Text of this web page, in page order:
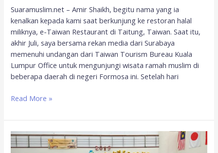
Suaramuslim.net – Amir Shaikh, begitu nama yang ia
kenalkan kepada kami saat berkunjung ke restoran halal
miliknya, e-Taiwan Restaurant di Taitung, Taiwan. Saat itu,
akhir Juli, saya bersama rekan media dari Surabaya
memenuhi undangan dari Taiwan Tourism Bureau Kuala
Lumpur Office untuk mengunjungi wisata ramah muslim di
beberapa daerah di negeri Formosa ini. Setelah hari
Read More »
Taiwan
Summer